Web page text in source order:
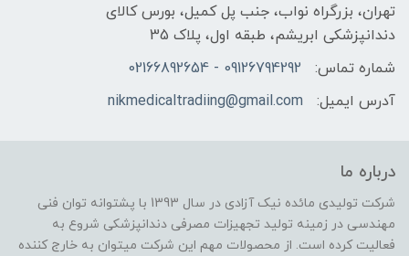
تهران، بزرگراه نواب، جنب پل کمیل، بورس کالای
دندانپزشکی ابریشم، طبقه اول، پلاک 35
شماره تماس:
09126794292 - 02166892654
آدرس ایمیل:
nikmedicaltradiing@gmail.com
درباره ما
شرکت تولیدی مائده نیک آزادی در سال 1393 با پشتوانه توان فنی
مهندسی در زمینه تولید تجهیزات مصرفی دندانپزشکی شروع به
فعالیت کرده است. از محصولات مهم این شرکت میتوان به خارج کننده